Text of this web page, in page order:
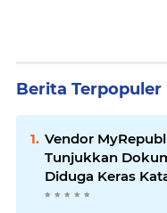
Berita Terpopuler
Vendor
Tunjukkan
Diduga Keras
Disebut Handle